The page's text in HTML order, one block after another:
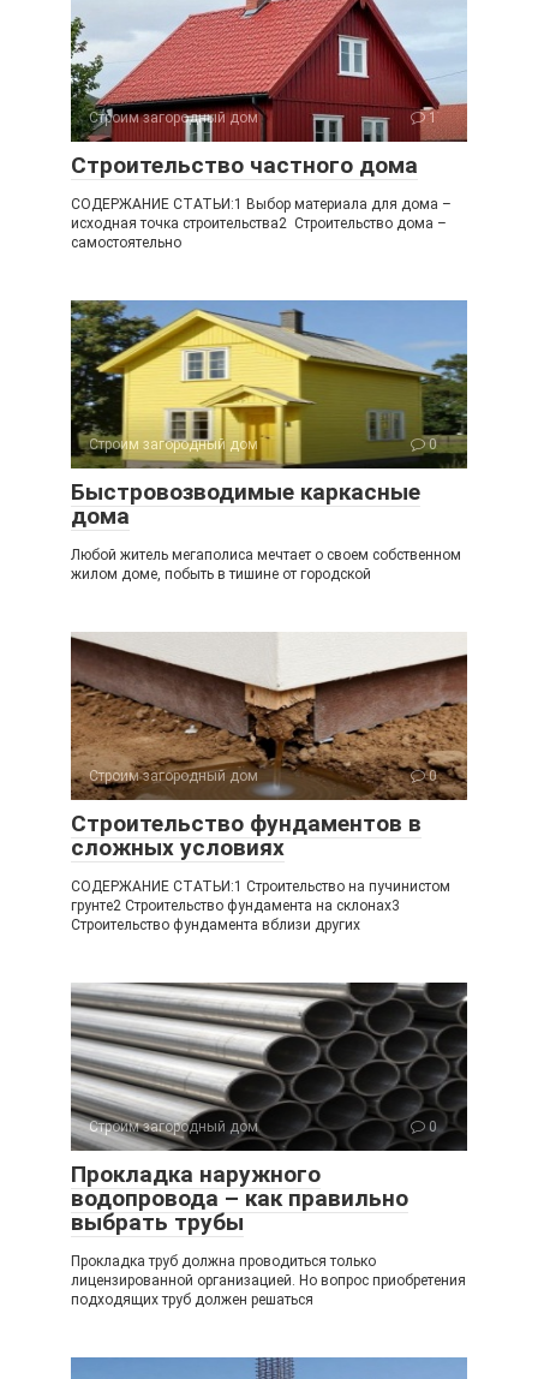
Строим загородный дом 1
Строительство частного дома
СОДЕРЖАНИЕ СТАТЬИ:1 Выбор материала для дома –
исходная точка строительства2 Строительство дома –
самостоятельно
Строим загородный дом 0
Быстровозводимые каркасные
дома
Любой житель мегаполиса мечтает о своем собственном
жилом доме, побыть в тишине от городской
Строим загородный дом 0
Строительство фундаментов в
сложных условиях
СОДЕРЖАНИЕ СТАТЬИ:1 Строительство на пучинистом
грунте2 Строительство фундамента на склонах3
Строительство фундамента вблизи других
Строим загородный дом 0
Прокладка наружного
водопровода – как правильно
выбрать трубы
Прокладка труб должна проводиться только
лицензированной организацией. Но вопрос приобретения
подходящих труб должен решаться